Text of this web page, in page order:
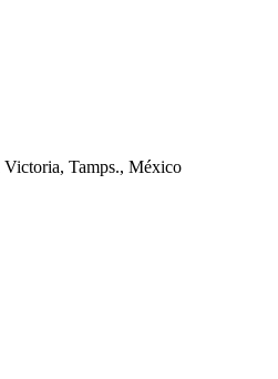
Tamps., México